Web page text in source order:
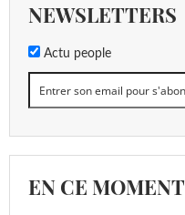
NEWSLETTERS
Actu people
EN CE MOMENT